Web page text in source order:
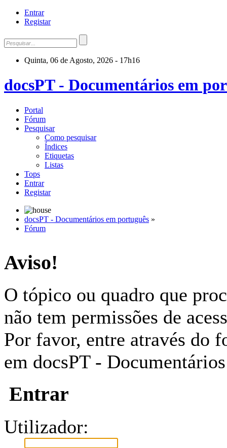
Entrar
Registar
Quinta, 06 de Agosto, 2026 - 17h16
docsPT - Documentários em
Portal
Fórum
Pesquisar
Como pesquisar
Índices
Etiquetas
Listas
Tops
Entrar
Registar
docsPT - Documentários em português »
Fórum
Aviso!
O tópico ou quadro que
não tem permissões de
Por favor, entre através do
em docsPT -
Entrar
Utilizador: